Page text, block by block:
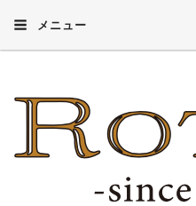
メニュー